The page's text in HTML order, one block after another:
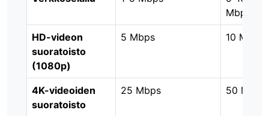
Mbps
HD-videon
suoratoisto
(1080p)
5 Mbps 10 Mbps
4K-videoiden
suoratoisto
25 Mbps 50 Mbps